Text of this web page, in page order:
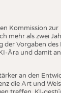
Kommission zur
mehr als zwei
der Vorgaben des
Ära und damit
an den
die Art und